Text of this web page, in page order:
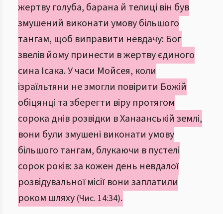
жертву голуба, барана й телиці він був
змушений виконати умову більшого
тангам, щоб виправити невдачу: Бог
звелів йому принести в жертву єдиного
сина Ісака. У часи Мойсея, коли
ізраїльтяни не змогли повірити Божій
обіцянці та зберегти віру протягом
сорока днів розвідки в Ханаанській землі,
вони були змушені виконати умову
більшого тангам, блукаючи в пустелі
сорок років: за кожен день невдалої
розвідувальної місії вони заплатили
роком шляху (Чис. 14:34).